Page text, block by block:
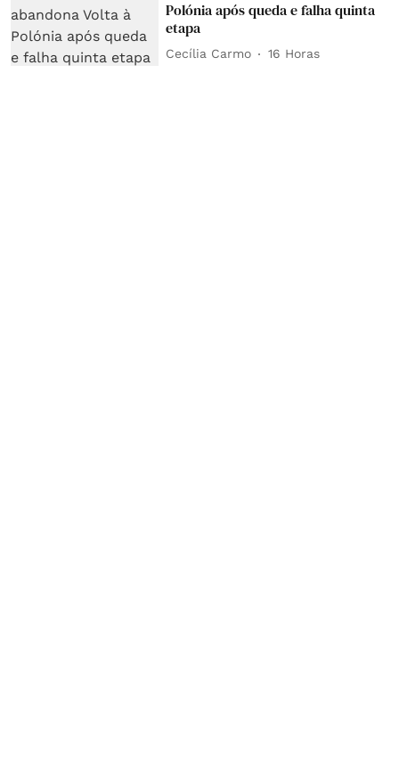
Polónia após queda e falha quinta
etapa
Cecília Carmo 16 Horas